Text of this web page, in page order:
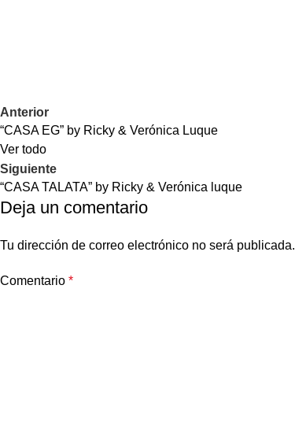
Anterior
“CASA EG” by Ricky & Verónica Luque
Ver todo
Siguiente
“CASA TALATA” by Ricky & Verónica luque
Deja un comentario
Tu dirección de correo electrónico no será publicada.
Comentario *